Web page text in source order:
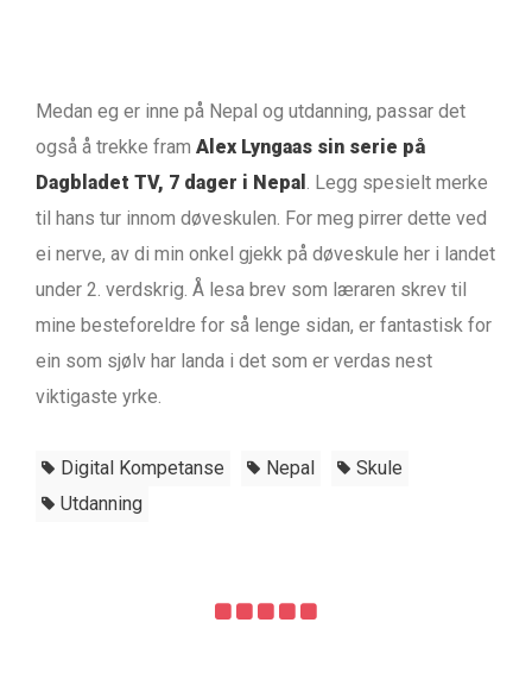
Medan eg er inne på Nepal og utdanning, passar det
også å trekke fram Alex Lyngaas sin serie på
Dagbladet TV, 7 dager i Nepal . Legg spesielt merke
til hans tur innom døveskulen. For meg pirrer dette ved
ei nerve, av di min onkel gjekk på døveskule her i landet
under 2. verdskrig. Å lesa brev som læraren skrev til
mine besteforeldre for så lenge sidan, er fantastisk for
ein som sjølv har landa i det som er verdas nest
viktigaste yrke.
Digital Kompetanse Nepal
Skule
Utdanning